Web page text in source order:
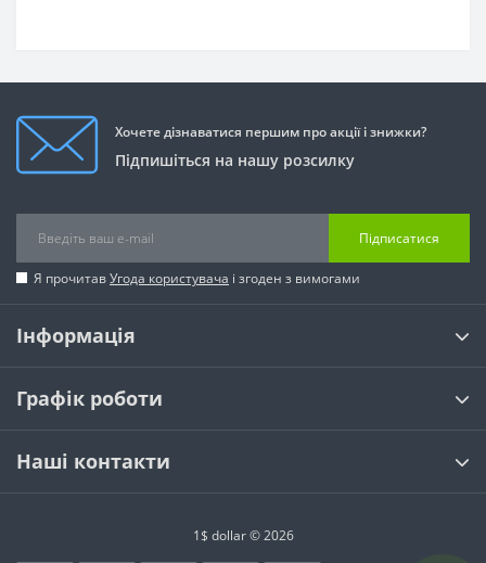
Хочете дізнаватися першим про акції і знижки?
Підпишіться на нашу розсилку
Підписатися
Я прочитавУгода користувача і згоден з вимогами
Інформація
Графік роботи
Наші контакти
1$ dollar © 2026